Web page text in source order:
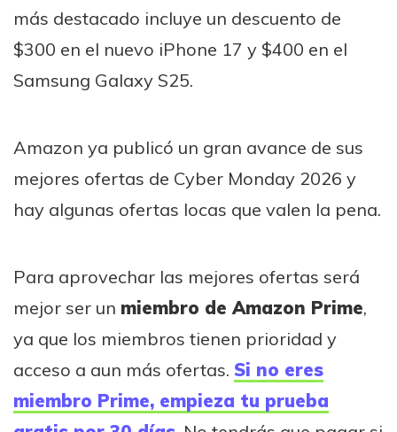
más destacado incluye un descuento de
$300 en el nuevo iPhone 17 y $400 en el
Samsung Galaxy S25.
Amazon ya publicó un gran avance de sus
mejores ofertas de Cyber Monday 2026 y
hay algunas ofertas locas que valen la pena.
Para aprovechar las mejores ofertas será
mejor ser un miembro de Amazon Prime,
ya que los miembros tienen prioridad y
acceso a aun más ofertas. Si no eres
miembro Prime, empieza tu prueba